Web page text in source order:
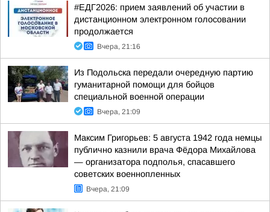
#ЕДГ2026: прием заявлений об участии в
дистанционном электронном голосовании
продолжается
Вчера, 21:16
Из Подольска передали очередную партию
гуманитарной помощи для бойцов
специальной военной операции
Вчера, 21:09
Максим Григорьев: 5 августа 1942 года немцы
публично казнили врача Фёдора Михайлова
— организатора подполья, спасавшего
советских военнопленных
Вчера, 21:09